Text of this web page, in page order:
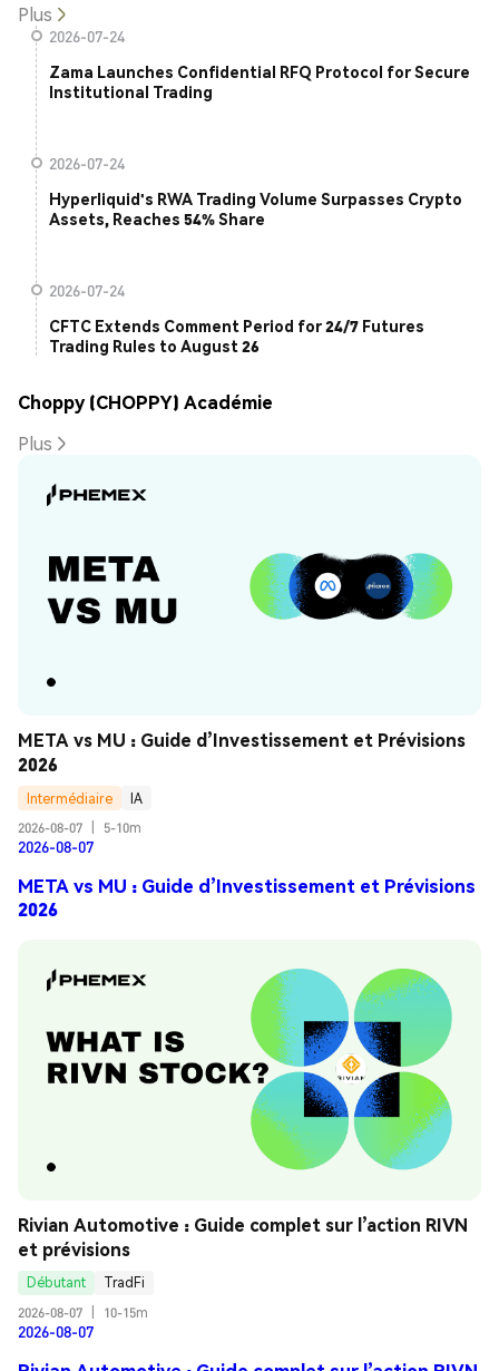
Plus
2026-07-24
Zama Launches Confidential RFQ Protocol for Secure
Institutional Trading
2026-07-24
Hyperliquid's RWA Trading Volume Surpasses Crypto
Assets, Reaches 54% Share
2026-07-24
CFTC Extends Comment Period for 24/7 Futures
Trading Rules to August 26
Choppy (CHOPPY) Académie
Plus
META vs MU : Guide d’Investissement et Prévisions
2026
Intermédiaire
IA
2026-08-07
5-10m
2026-08-07
META vs MU : Guide d’Investissement et Prévisions
2026
Rivian Automotive : Guide complet sur l’action RIVN
et prévisions
Débutant
TradFi
2026-08-07
10-15m
2026-08-07